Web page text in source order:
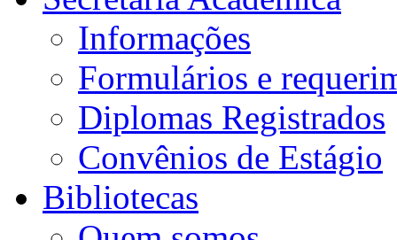
Informações
Formulários e
Diplomas Registrados
Convênios de Estágio
Bibliotecas